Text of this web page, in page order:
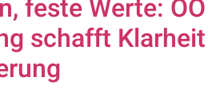
feste Werte: OÖ
schafft Klarheit